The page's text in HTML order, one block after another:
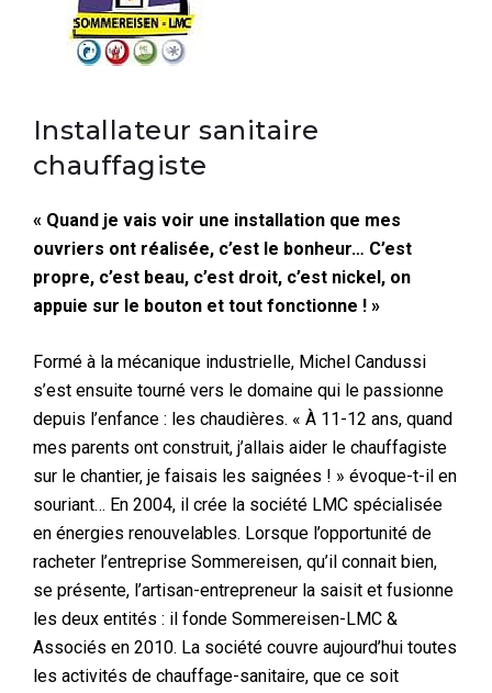
Installateur sanitaire
chauffagiste
« Quand je vais voir une installation que mes
ouvriers ont réalisée, c’est le bonheur… C’est
propre, c’est beau, c’est droit, c’est nickel, on
appuie sur le bouton et tout fonctionne ! »
Formé à la mécanique industrielle, Michel Candussi
s’est ensuite tourné vers le domaine qui le passionne
depuis l’enfance : les chaudières. « À 11-12 ans, quand
mes parents ont construit, j’allais aider le chauffagiste
sur le chantier, je faisais les saignées ! » évoque-t-il en
souriant… En 2004, il crée la société LMC spécialisée
en énergies renouvelables. Lorsque l’opportunité de
racheter l’entreprise Sommereisen, qu’il connait bien,
se présente, l’artisan-entrepreneur la saisit et fusionne
les deux entités : il fonde Sommereisen-LMC &
Associés en 2010. La société couvre aujourd’hui toutes
les activités de chauffage-sanitaire, que ce soit